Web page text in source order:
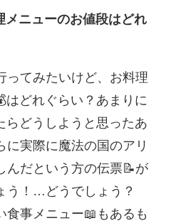
メニューのお値段はどれ
ってみたいけど、お料理
はどれぐらい？あまりに
らどうしようと思ったあ
に実際に魔法の国のアリ
んだという方の伝票📝が
う！…どうでしょう？
食事メニュー📖もあるも